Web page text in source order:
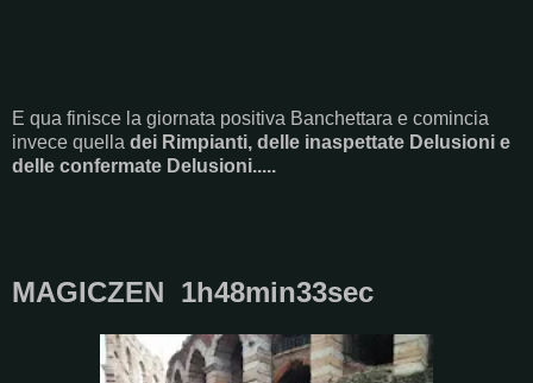
E qua finisce la giornata positiva Banchettara e comincia
invece quella dei Rimpianti, delle inaspettate Delusioni e
delle confermate Delusioni.....
MAGICZEN 1h48min33sec